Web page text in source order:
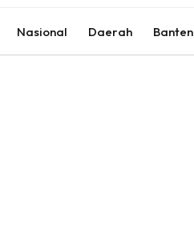
Nasional Daerah Banten